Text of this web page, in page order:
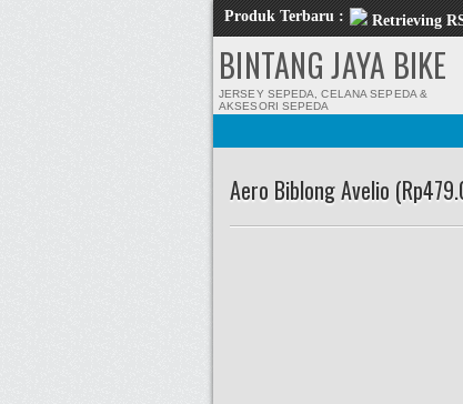
Produk Terbaru : Retrieving
BINTANG JAYA BIKE
JERSEY SEPEDA, CELANA SEPEDA &
AKSESORI SEPEDA
Aero Biblong Avelio